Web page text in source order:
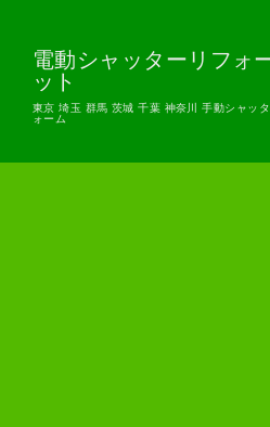
電動シャッターリフォ
ット
東京 埼玉 群馬 茨城 千葉 神奈川 手動シャッ
ォーム